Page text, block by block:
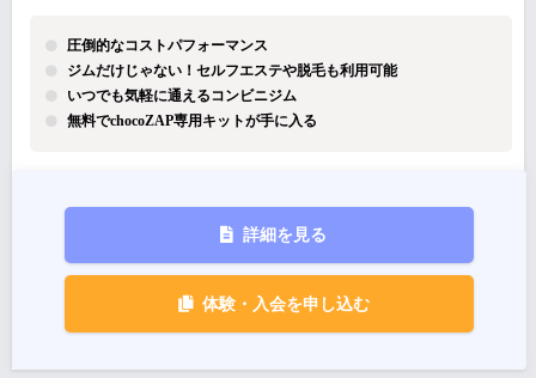
圧倒的なコストパフォーマンス
ジムだけじゃない！セルフエステや脱毛も利用可能
いつでも気軽に通えるコンビニジム
無料でchocoZAP専用キットが手に入る
詳細を見る
体験・入会を申し込む